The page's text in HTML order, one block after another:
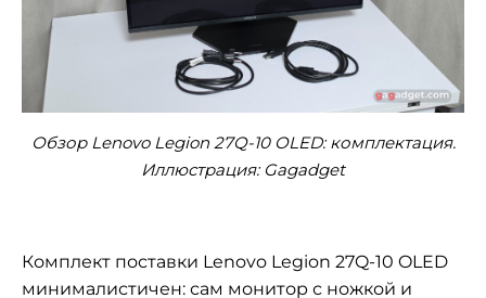
Обзор Lenovo Legion 27Q-10 OLED: комплектация.
Иллюстрация: Gagadget
Комплект поставки Lenovo Legion 27Q-10 OLED
минималистичен: сам монитор с ножкой и